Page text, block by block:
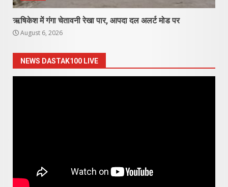
ऋषिकेश में गंगा चेतावनी रेखा पार, आपदा दल अलर्ट मोड पर
August 6, 2026
NEWS DASTAK100 LIVE